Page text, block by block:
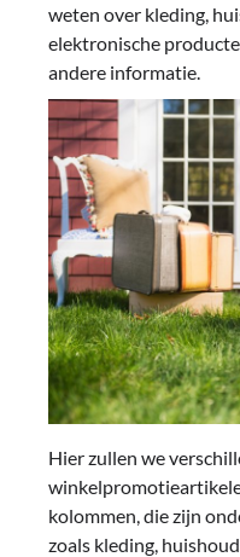
weten over kleding,
elektronische
andere informatie.
Hier zullen we
kolommen, die zijn
zoals kleding,